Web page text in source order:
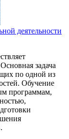
задача
по одной из
Обучение
программам,